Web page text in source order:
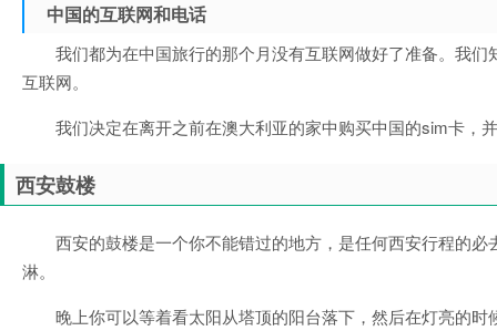
中国的互联网和电话
我们都为在中国旅行的那个月没有互联网做好了准备。我
互联网。
我们决定在离开之前在澳大利亚的家中购买中国的sim卡，
西安鼓楼
西安的鼓楼是一个你不能错过的地方，是任何西安行程的
淋。
晚上你可以等着看太阳从塔顶的阳台落下，然后在灯亮的时